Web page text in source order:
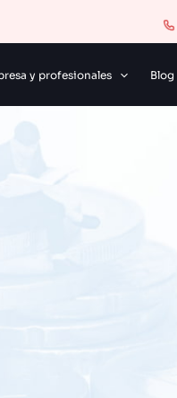
y profesionales Blog